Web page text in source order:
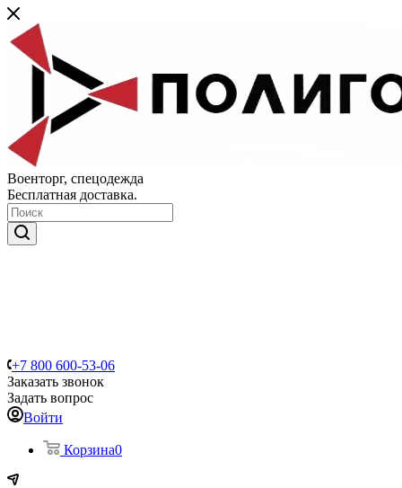
Военторг, спецодежда
Бесплатная доставка.
+7 800 600-53-06
Заказать звонок
Задать вопрос
Войти
Корзина0